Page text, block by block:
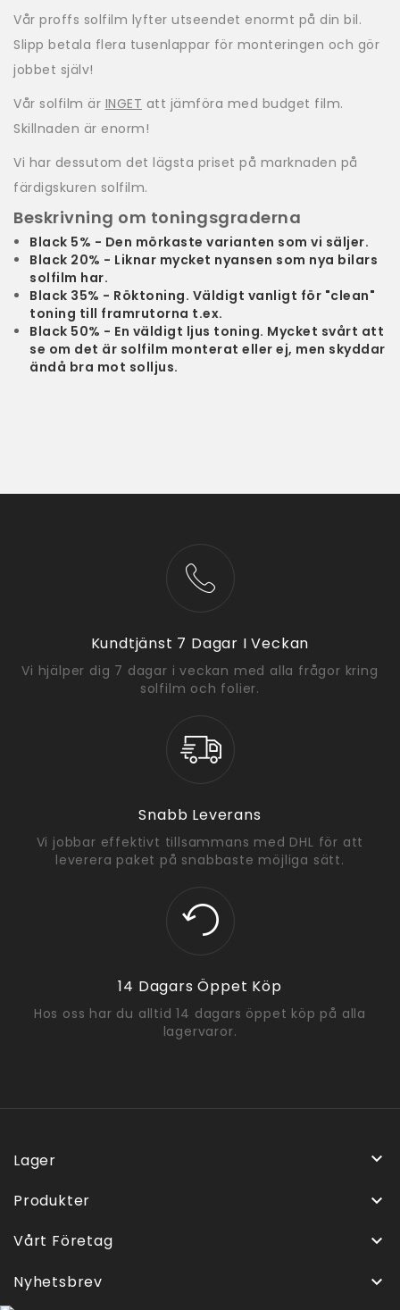
Vår proffs solfilm lyfter utseendet enormt på din bil.
Slipp betala flera tusenlappar för monteringen och gör
jobbet själv!
Vår solfilm är INGET att jämföra med budget film.
Skillnaden är enorm!
Vi har dessutom det lägsta priset på marknaden på
färdigskuren solfilm.
Beskrivning om toningsgraderna
Black 5% - Den mörkaste varianten som vi säljer.
Black 20% - Liknar mycket nyansen som nya bilars
solfilm har.
Black 35% - Röktoning. Väldigt vanligt för "clean"
toning till framrutorna t.ex.
Black 50% - En väldigt ljus toning. Mycket svårt att
se om det är solfilm monterat eller ej, men skyddar
ändå bra mot solljus.
Kundtjänst 7 Dagar I Veckan
Vi hjälper dig 7 dagar i veckan med alla frågor kring
solfilm och folier.
Snabb Leverans
Vi jobbar effektivt tillsammans med DHL för att
leverera paket på snabbaste möjliga sätt.
14 Dagars Öppet Köp
Hos oss har du alltid 14 dagars öppet köp på alla
lagervaror.
Lager 
Produkter 
Vårt Företag 
Nyhetsbrev 